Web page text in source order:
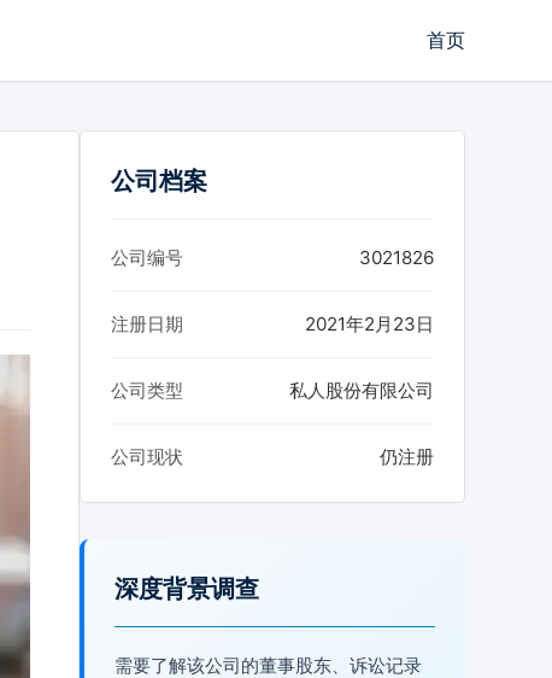
首页
公司档案
公司编号 3021826
注册日期 2021年2月23日
公司类型 私人股份有限公司
公司现状 仍注册
深度背景调查
需要了解该公司的董事股东、诉讼记录